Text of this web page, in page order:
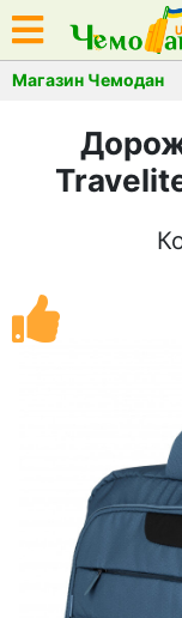
Магазин Чемодан